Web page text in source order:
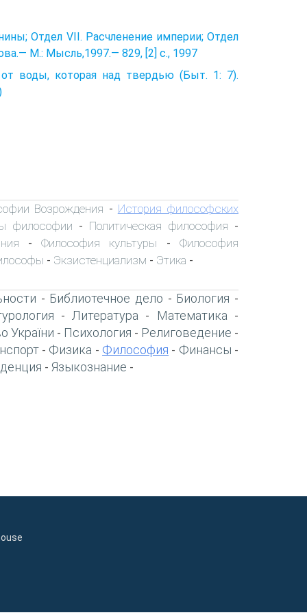
Отдел VII. Расчленение империи; Отдел
M.: Мысль,1997.— 829, [2] с., 1997
воды, которая над твердью (Быт. 1: 7).
Возрождения - История философских
философии - Политическая философия -
-Философия культуры -Философия
- Экзистенциализм - Этика -
- Библиотечное дело - Биология -
- Литература - Математика -
України - Психология - Религоведение -
- Физика - Философия - Финансы -
- Языкознание -